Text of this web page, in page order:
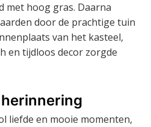
met hoog gras. Daarna
door de prachtige tuin
van het kasteel,
en tijdloos decor zorgde
liefde en mooie momenten,